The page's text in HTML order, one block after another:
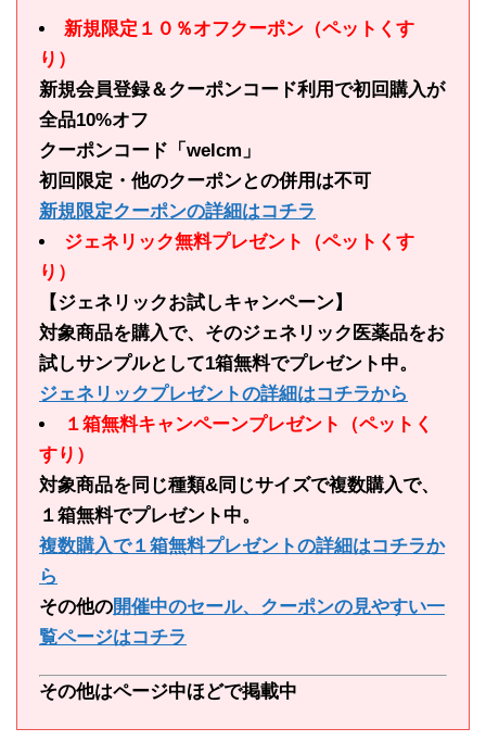
新規限定１０％オフクーポン（ペットくす
り）
新規会員登録＆クーポンコード利用で初回購入が
全品10%オフ
クーポンコード「welcm」
初回限定・他のクーポンとの併用は不可
新規限定クーポンの詳細はコチラ
ジェネリック無料プレゼント（ペットくす
り）
【ジェネリックお試しキャンペーン】
対象商品を購入で、そのジェネリック医薬品をお
試しサンプルとして1箱無料でプレゼント中。
ジェネリックプレゼントの詳細はコチラから
１箱無料キャンペーンプレゼント（ペットく
すり）
対象商品を同じ種類&同じサイズで複数購入で、
１箱無料でプレゼント中。
複数購入で１箱無料プレゼントの詳細はコチラか
ら
その他の開催中のセール、クーポンの見やすい一
覧ページはコチラ
その他はページ中ほどで掲載中